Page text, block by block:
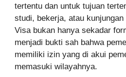
tertentu dan untuk tujuan
studi, bekerja, atau
Visa bukan hanya sekadar
menjadi bukti sah bahwa
memiliki izin yang di akui
memasuki wilayahnya.